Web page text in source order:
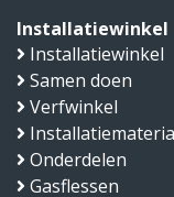
Installatiewinkel
Installatiewinkel
Samen doen
Verfwinkel
Onderdelen
Gasflessen